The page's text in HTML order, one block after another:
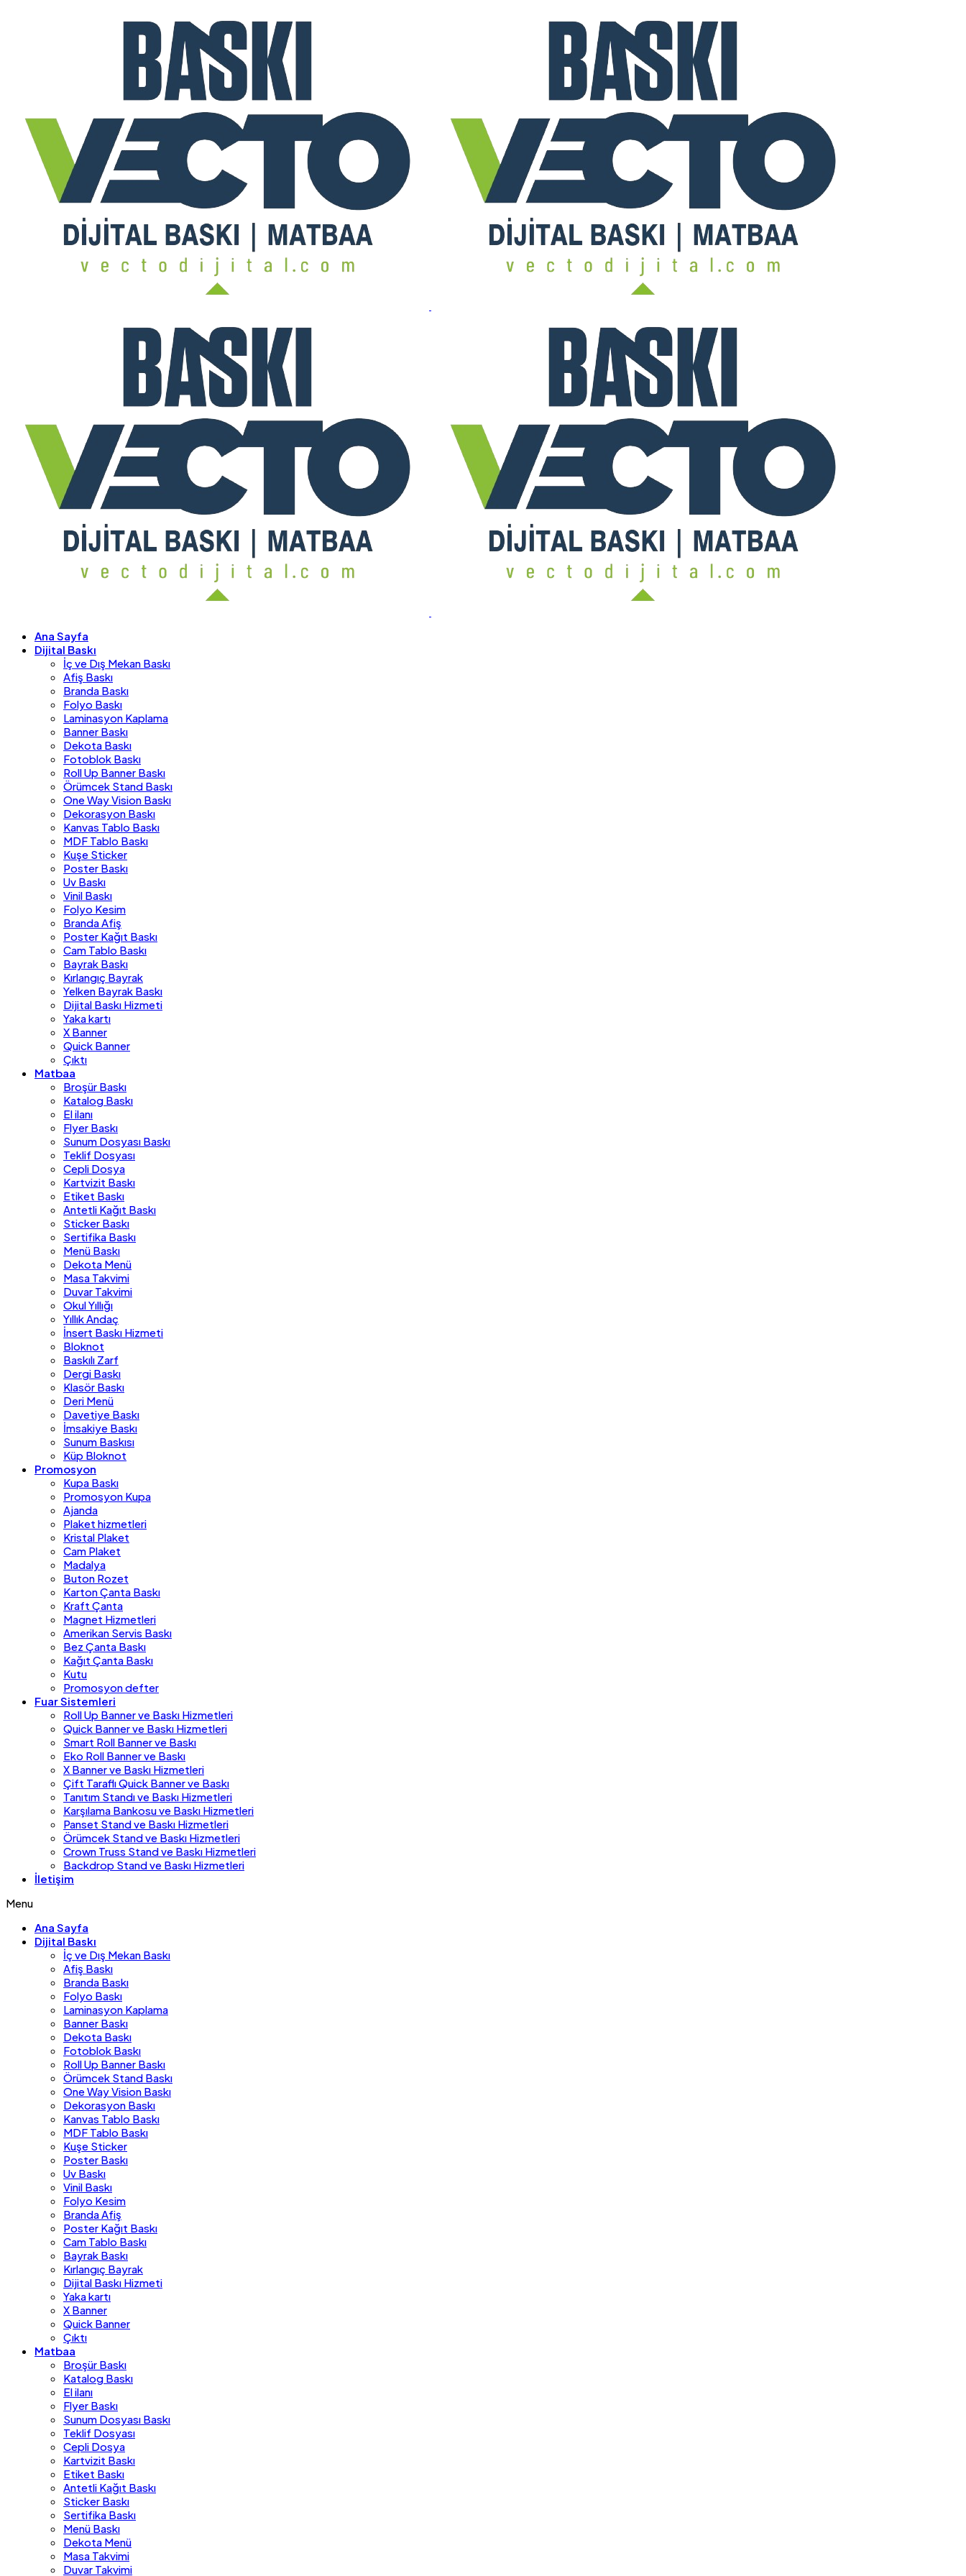
Ana Sayfa
Dijital Baskı
İç ve Dış Mekan Baskı
Afiş Baskı
Branda Baskı
Folyo Baskı
Laminasyon Kaplama
Banner Baskı
Dekota Baskı
Fotoblok Baskı
Roll Up Banner Baskı
Örümcek Stand Baskı
One Way Vision Baskı
Dekorasyon Baskı
Kanvas Tablo Baskı
MDF Tablo Baskı
Kuşe Sticker
Poster Baskı
Uv Baskı
Vinil Baskı
Folyo Kesim
Branda Afiş
Poster Kağıt Baskı
Cam Tablo Baskı
Bayrak Baskı
Kırlangıç Bayrak
Yelken Bayrak Baskı
Dijital Baskı Hizmeti
Yaka kartı
X Banner
Quick Banner
Çıktı
Matbaa
Broşür Baskı
Katalog Baskı
El ilanı
Flyer Baskı
Sunum Dosyası Baskı
Teklif Dosyası
Cepli Dosya
Kartvizit Baskı
Etiket Baskı
Antetli Kağıt Baskı
Sticker Baskı
Sertifika Baskı
Menü Baskı
Dekota Menü
Masa Takvimi
Duvar Takvimi
Okul Yıllığı
Yıllık Andaç
İnsert Baskı Hizmeti
Bloknot
Baskılı Zarf
Dergi Baskı
Klasör Baskı
Deri Menü
Davetiye Baskı
İmsakiye Baskı
Sunum Baskısı
Küp Bloknot
Promosyon
Kupa Baskı
Promosyon Kupa
Ajanda
Plaket hizmetleri
Kristal Plaket
Cam Plaket
Madalya
Buton Rozet
Karton Çanta Baskı
Kraft Çanta
Magnet Hizmetleri
Amerikan Servis Baskı
Bez Çanta Baskı
Kağıt Çanta Baskı
Kutu
Promosyon defter
Fuar Sistemleri
Roll Up Banner ve Baskı Hizmetleri
Quick Banner ve Baskı Hizmetleri
Smart Roll Banner ve Baskı
Eko Roll Banner ve Baskı
X Banner ve Baskı Hizmetleri
Çift Taraflı Quick Banner ve Baskı
Tanıtım Standı ve Baskı Hizmetleri
Karşılama Bankosu ve Baskı Hizmetleri
Panset Stand ve Baskı Hizmetleri
Örümcek Stand ve Baskı Hizmetleri
Crown Truss Stand ve Baskı Hizmetleri
Backdrop Stand ve Baskı Hizmetleri
İletişim
Menu
Ana Sayfa
Dijital Baskı
İç ve Dış Mekan Baskı
Afiş Baskı
Branda Baskı
Folyo Baskı
Laminasyon Kaplama
Banner Baskı
Dekota Baskı
Fotoblok Baskı
Roll Up Banner Baskı
Örümcek Stand Baskı
One Way Vision Baskı
Dekorasyon Baskı
Kanvas Tablo Baskı
MDF Tablo Baskı
Kuşe Sticker
Poster Baskı
Uv Baskı
Vinil Baskı
Folyo Kesim
Branda Afiş
Poster Kağıt Baskı
Cam Tablo Baskı
Bayrak Baskı
Kırlangıç Bayrak
Dijital Baskı Hizmeti
Yaka kartı
X Banner
Quick Banner
Çıktı
Matbaa
Broşür Baskı
Katalog Baskı
El ilanı
Flyer Baskı
Sunum Dosyası Baskı
Teklif Dosyası
Cepli Dosya
Kartvizit Baskı
Etiket Baskı
Antetli Kağıt Baskı
Sticker Baskı
Sertifika Baskı
Menü Baskı
Dekota Menü
Masa Takvimi
Duvar Takvimi